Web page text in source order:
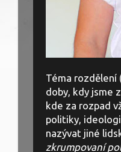
Téma rozdělení
doby, kdy jsme
kde za rozpad
politiky,
nazývat jiné
zkrumpovaní